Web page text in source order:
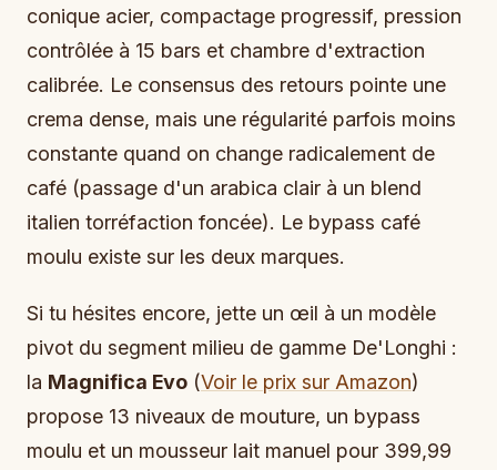
conique acier, compactage progressif, pression
contrôlée à 15 bars et chambre d'extraction
calibrée. Le consensus des retours pointe une
crema dense, mais une régularité parfois moins
constante quand on change radicalement de
café (passage d'un arabica clair à un blend
italien torréfaction foncée). Le bypass café
moulu existe sur les deux marques.
Si tu hésites encore, jette un œil à un modèle
pivot du segment milieu de gamme De'Longhi :
la Magnifica Evo (Voir le prix sur Amazon)
propose 13 niveaux de mouture, un bypass
moulu et un mousseur lait manuel pour 399,99